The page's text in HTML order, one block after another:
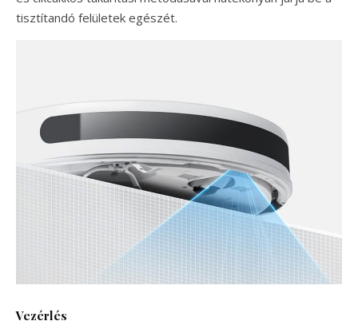
tisztítandó felületek egészét.
Vezérlés